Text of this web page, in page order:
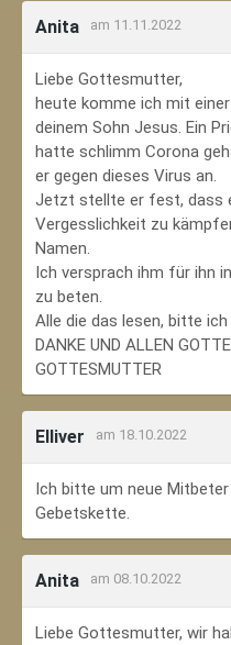
Anita am 11.11.2022
Liebe Gottesmutter,
heute komme ich mit
deinem Sohn Jesus. Ein
hatte schlimm Corona
er gegen dieses Virus an.
Jetzt stellte er fest, dass
Vergesslichkeit zu
Namen.
Ich versprach ihm für ihn
zu beten.
Alle die das lesen, bitte
DANKE UND ALLEN
GOTTESMUTTER
Elliver am 18.10.2022
Ich bitte um neue
Gebetskette.
Anita am 08.10.2022
Liebe Gottesmutter, wir